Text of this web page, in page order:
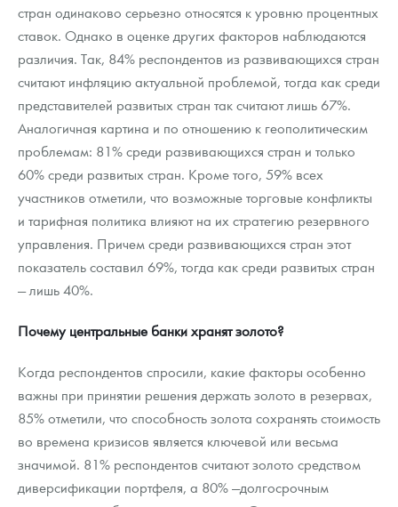
стран одинаково серьезно относятся к уровню процентных
ставок. Однако в оценке других факторов наблюдаются
различия. Так, 84% респондентов из развивающихся стран
считают инфляцию актуальной проблемой, тогда как среди
представителей развитых стран так считают лишь 67%.
Аналогичная картина и по отношению к геополитическим
проблемам: 81% среди развивающихся стран и только
60% среди развитых стран. Кроме того, 59% всех
участников отметили, что возможные торговые конфликты
и тарифная политика влияют на их стратегию резервного
управления. Причем среди развивающихся стран этот
показатель составил 69%, тогда как среди развитых стран
— лишь 40%.
Почему центральные банки хранят золото?
Когда респондентов спросили, какие факторы особенно
важны при принятии решения держать золото в резервах,
85% отметили, что способность золота сохранять стоимость
во времена кризисов является ключевой или весьма
значимой. 81% респондентов считают золото средством
диверсификации портфеля, а 80% —долгосрочным